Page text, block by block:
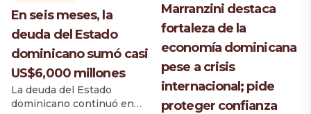
En seis meses, la
deuda del Estado
dominicano sumó casi
US$6,000 millones
La deuda del Estado
dominicano continuó en
Marranzini destaca
fortaleza de la
economía dominicana
pese a crisis
internacional; pide
proteger confianza